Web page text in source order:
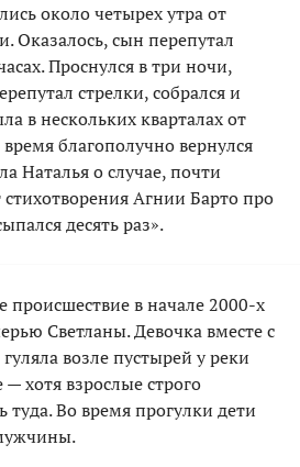
около четырех утра от
Оказалось, сын перепутал
Проснулся в три ночи,
стрелки, собрался и
в нескольких кварталах от
благополучно вернулся
Наталья о случае, почти
Агнии Барто про
десять раз».
происшествие в начале 2000-х
Светланы. Девочка вместе с
возле пустырей у реки
хотя взрослые строго
Во время прогулки дети